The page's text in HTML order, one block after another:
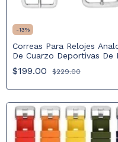
-13%
Correas Para Relojes
De Cuarzo Deportivas De
$199.00 $229.00